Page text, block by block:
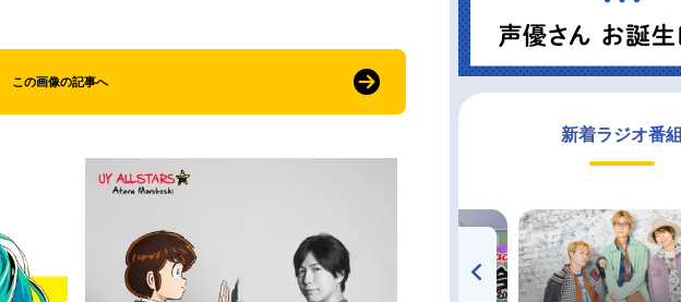
この画像の記事へ
新着ラジオ番組